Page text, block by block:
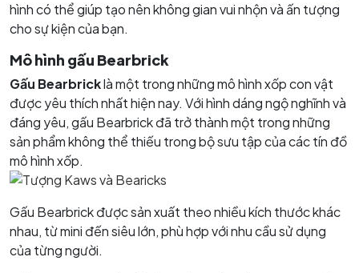
hình có thể giúp tạo nên không gian vui nhộn và ấn tượng
cho sự kiện của bạn.
Mô hình gấu Bearbrick
Gấu Bearbricklà một trong những mô hình xốp con vật
được yêu thích nhất hiện nay. Với hình dáng ngộ nghĩnh và
đáng yêu, gấu Bearbrick đã trở thành một trong những
sản phẩm không thể thiếu trong bộ sưu tập của các tín đồ
mô hình xốp.
Gấu Bearbrick được sản xuất theo nhiều kích thước khác
nhau, từ mini đến siêu lớn, phù hợp với nhu cầu sử dụng
của từng người.